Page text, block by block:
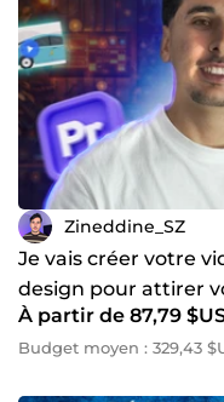
Zineddine_SZ
Je vais créer votre
design pour attirer
À partir de 87,79
Budget moyen : 329,43